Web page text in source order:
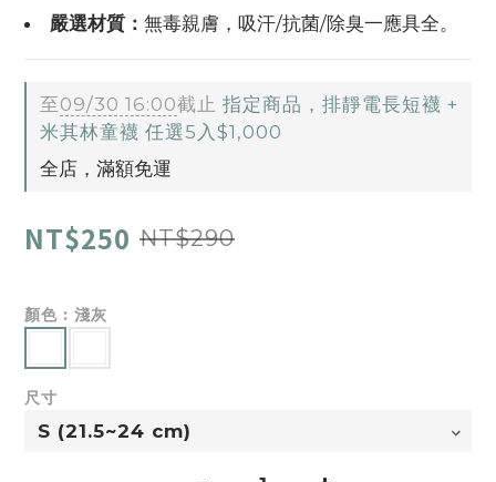
嚴選材質： 無毒親膚，吸汗/抗菌/除臭一應具全。
至09/30 16:00截止 指定商品，排靜電長短襪 +
米其林童襪 任選5入$1,000
全店，滿額免運
NT$250 NT$290
顏色 : 淺灰
尺寸